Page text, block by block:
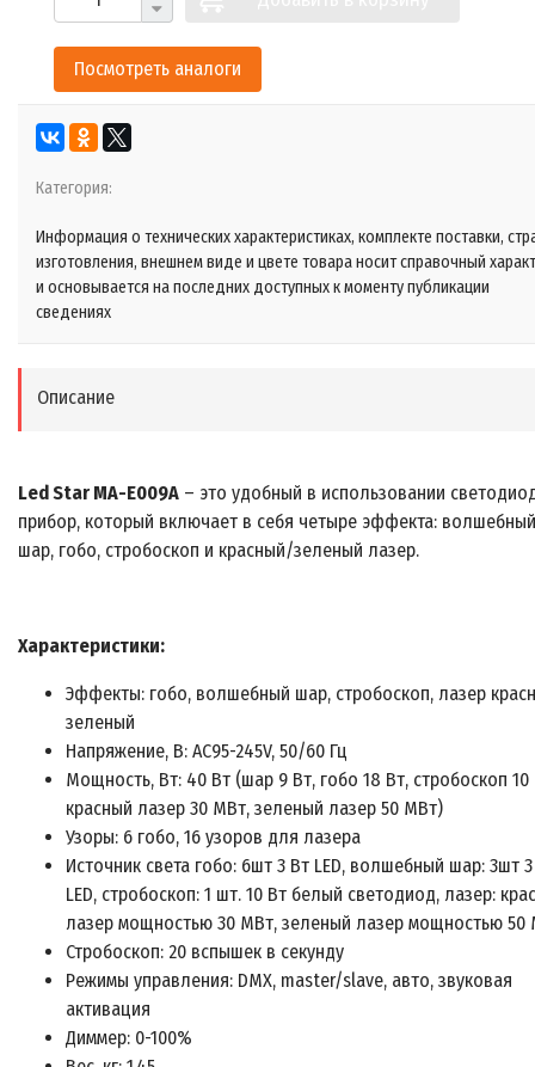
Посмотреть аналоги
Категория:
Информация о технических характеристиках, комплекте поставки,
изготовления, внешнем виде и цвете товара носит справочный
и основывается на последних доступных к моменту публикации
сведениях
Описание
Led Star MA-E009A – это удобный в использовании
прибор, который включает в себя четыре эффекта: волшебный
шар, гобо, стробоскоп и красный/зеленый лазер.
Характеристики:
Эффекты: гобо, волшебный шар, стробоскоп, лазер
зеленый
Напряжение, В: AC95-245V, 50/60 Гц
Мощность, Вт: 40 Вт (шар 9 Вт, гобо 18 Вт, стробоскоп 10
красный лазер 30 МВт, зеленый лазер 50 МВт)
Узоры: 6 гобо, 16 узоров для лазера
Источник света гобо: 6шт 3 Вт LED, волшебный шар: 3шт
LED, стробоскоп: 1 шт. 10 Вт белый светодиод, лазер:
лазер мощностью 30 МВт, зеленый лазер мощностью 50
Стробоскоп: 20 вспышек в секунду
Режимы управления: DMX, master/slave, авто, звуковая
активация
Диммер: 0-100%